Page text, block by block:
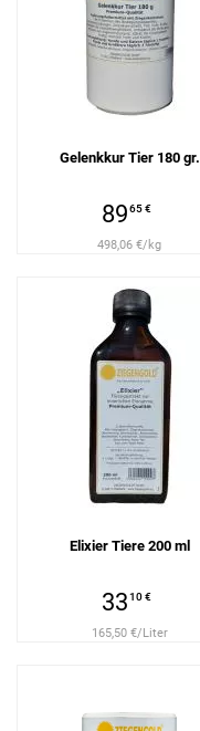
Gelenkkur Tier 180 gr.
8965 €
498,06 €/kg
Elixier Tiere 200 ml
3310 €
165,50 €/Liter